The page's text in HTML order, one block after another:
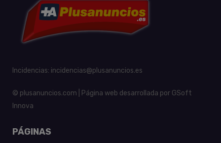
Incidencias: incidencias@plusanuncios.es
© plusanuncios.com | Página web desarrollada por GSoft
Innova
PÁGINAS